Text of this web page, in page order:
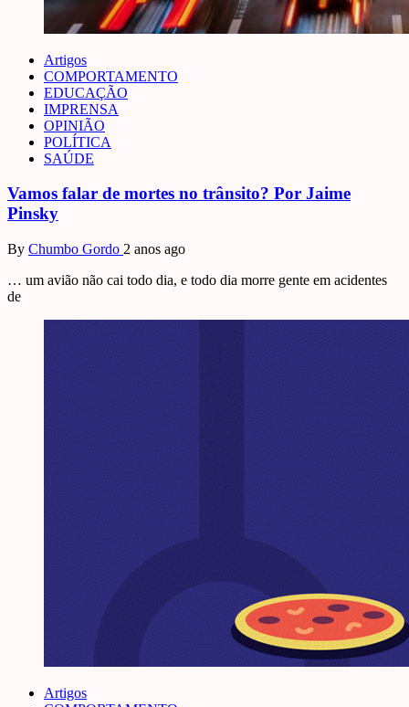
Artigos
COMPORTAMENTO
EDUCAÇÃO
IMPRENSA
OPINIÃO
POLÍTICA
SAÚDE
Vamos falar de mortes no trânsito? Por Jaime
Pinsky
By Chumbo Gordo 2 anos ago
… um avião não cai todo dia, e todo dia morre gente em acidentes
de
Artigos